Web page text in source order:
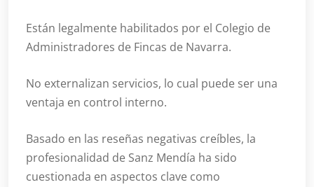
Están legalmente habilitados por el Colegio de
Administradores de Fincas de Navarra.
No externalizan servicios, lo cual puede ser una
ventaja en control interno.
Basado en las reseñas negativas creíbles, la
profesionalidad de Sanz Mendía ha sido
cuestionada en aspectos clave como